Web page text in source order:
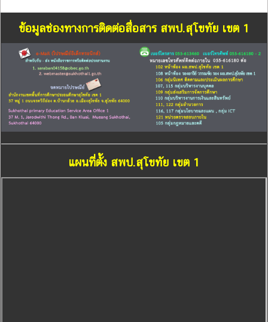
ข้อมูลช่องทางการติดต่อสื่อสาร สพป.สุโขทัย เขต 1
แผนที่ตั้ง สพป.สุโขทัย เขต 1